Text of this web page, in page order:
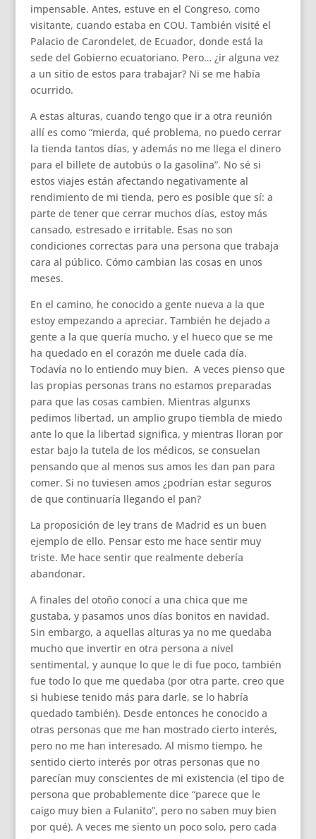
impensable. Antes, estuve en el Congreso, como
visitante, cuando estaba en COU. También visité el
Palacio de Carondelet, de Ecuador, donde está la
sede del Gobierno ecuatoriano. Pero… ¿ir alguna vez
a un sitio de estos para trabajar? Ni se me había
ocurrido.
A estas alturas, cuando tengo que ir a otra reunión
allí es como “mierda, qué problema, no puedo cerrar
la tienda tantos días, y además no me llega el dinero
para el billete de autobús o la gasolina”. No sé si
estos viajes están afectando negativamente al
rendimiento de mi tienda, pero es posible que sí: a
parte de tener que cerrar muchos días, estoy más
cansado, estresado e irritable. Esas no son
condiciones correctas para una persona que trabaja
cara al público. Cómo cambian las cosas en unos
meses.
En el camino, he conocido a gente nueva a la que
estoy empezando a apreciar. También he dejado a
gente a la que quería mucho, y el hueco que se me
ha quedado en el corazón me duele cada día.
Todavía no lo entiendo muy bien. A veces pienso que
las propias personas trans no estamos preparadas
para que las cosas cambien. Mientras algunxs
pedimos libertad, un amplio grupo tiembla de miedo
ante lo que la libertad significa, y mientras lloran por
estar bajo la tutela de los médicos, se consuelan
pensando que al menos sus amos les dan pan para
comer. Si no tuviesen amos ¿podrían estar seguros
de que continuaría llegando el pan?
La proposición de ley trans de Madrid es un buen
ejemplo de ello. Pensar esto me hace sentir muy
triste. Me hace sentir que realmente debería
abandonar.
A finales del otoño conocí a una chica que me
gustaba, y pasamos unos días bonitos en navidad.
Sin embargo, a aquellas alturas ya no me quedaba
mucho que invertir en otra persona a nivel
sentimental, y aunque lo que le di fue poco, también
fue todo lo que me quedaba (por otra parte, creo que
si hubiese tenido más para darle, se lo habría
quedado también). Desde entonces he conocido a
otras personas que me han mostrado cierto interés,
pero no me han interesado. Al mismo tiempo, he
sentido cierto interés por otras personas que no
parecían muy conscientes de mi existencia (el tipo de
persona que probablemente dice “parece que le
caigo muy bien a Fulanito”, pero no saben muy bien
por qué). A veces me siento un poco solo, pero cada